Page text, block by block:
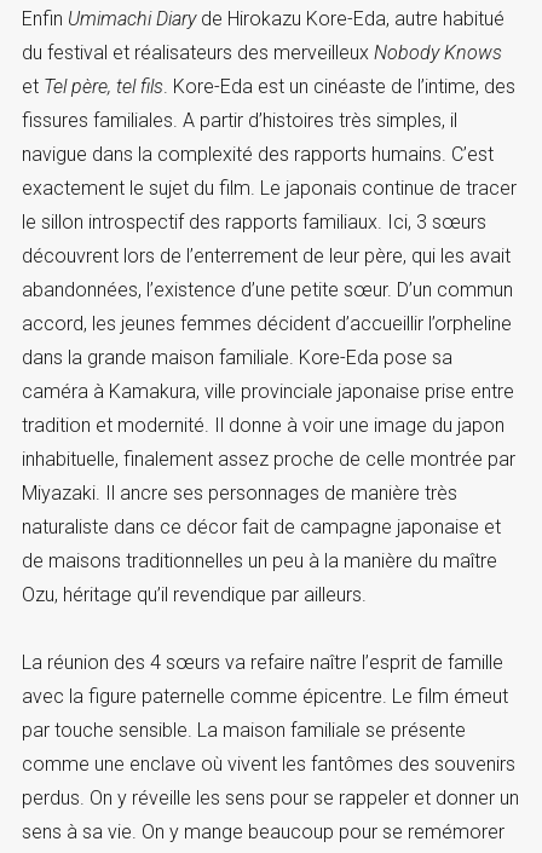
Enfin Umimachi Diaryde Hirokazu Kore-Eda, autre habitué
du festival et réalisateurs des merveilleux Nobody Knows
et Tel père, tel fils . Kore-Eda est un cinéaste de l’intime, des
fissures familiales. A partir d’histoires très simples, il
navigue dans la complexité des rapports humains. C’est
exactement le sujet du film. Le japonais continue de tracer
le sillon introspectif des rapports familiaux. Ici, 3 sœurs
découvrent lors de l’enterrement de leur père, qui les avait
abandonnées, l’existence d’une petite sœur. D’un commun
accord, les jeunes femmes décident d’accueillir l’orpheline
dans la grande maison familiale. Kore-Eda pose sa
caméra à Kamakura, ville provinciale japonaise prise entre
tradition et modernité. Il donne à voir une image du japon
inhabituelle, finalement assez proche de celle montrée par
Miyazaki. Il ancre ses personnages de manière très
naturaliste dans ce décor fait de campagne japonaise et
de maisons traditionnelles un peu à la manière du maître
Ozu, héritage qu’il revendique par ailleurs.
La réunion des 4 sœurs va refaire naître l’esprit de famille
avec la figure paternelle comme épicentre. Le film émeut
par touche sensible. La maison familiale se présente
comme une enclave où vivent les fantômes des souvenirs
perdus. On y réveille les sens pour se rappeler et donner un
sens à sa vie. On y mange beaucoup pour se remémorer